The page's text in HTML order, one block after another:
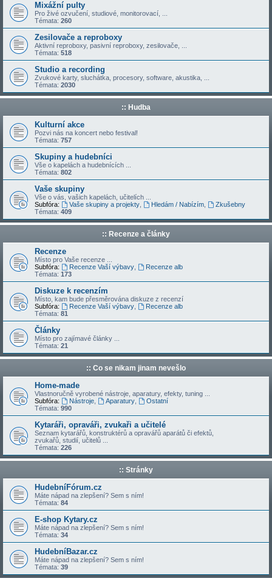
Mixážní pulty
Pro živé ozvučení, studiové, monitorovací, ...
Témata: 260
Zesilovače a reproboxy
Aktivní reproboxy, pasivní reproboxy, zesilovače, ...
Témata: 518
Studio a recording
Zvukové karty, sluchátka, procesory, software, akustika, ...
Témata: 2030
:: Hudba
Kulturní akce
Pozvi nás na koncert nebo festival!
Témata: 757
Skupiny a hudebníci
Vše o kapelách a hudebnících ...
Témata: 802
Vaše skupiny
Vše o vás, vašich kapelách, učitelích ...
Subfóra:
Vaše skupiny a projekty, Hledám / Nabízím,
Zkušebny
Témata: 409
:: Recenze a články
Recenze
Místo pro Vaše recenze ...
Subfóra:
Recenze Vaší výbavy,
Recenze alb
Témata: 173
Diskuze k recenzím
Místo, kam bude přesměrována diskuze z recenzí
Subfóra:
Recenze Vaší výbavy,
Recenze alb
Témata: 81
Články
Místo pro zajímavé články ...
Témata: 21
:: Co se nikam jinam nevešlo
Home-made
Vlastnoručně vyrobené nástroje, aparatury, efekty, tuning ...
Subfóra:
Nástroje, Aparatury,
Ostatní
Témata: 990
Kytaráři, opraváři, zvukaři a učitelé
Seznam kytarářů, konstruktérů a opravářů aparátů či efektů,
zvukařů, studií, učitelů ...
Témata: 226
:: Stránky
HudebníFórum.cz
Máte nápad na zlepšení? Sem s ním!
Témata: 84
E-shop Kytary.cz
Máte nápad na zlepšení? Sem s ním!
Témata: 34
HudebníBazar.cz
Máte nápad na zlepšení? Sem s ním!
Témata: 39